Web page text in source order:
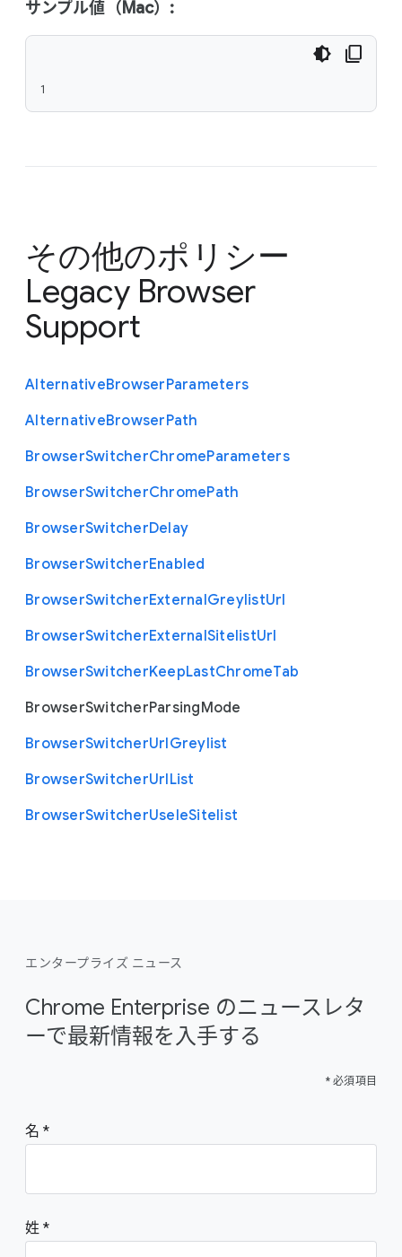
サンプル値（Mac）:
1
その他のポリシー
Legacy Browser
Support
AlternativeBrowserParameters
AlternativeBrowserPath
BrowserSwitcherChromeParameters
BrowserSwitcherChromePath
BrowserSwitcherDelay
BrowserSwitcherEnabled
BrowserSwitcherExternalGreylistUrl
BrowserSwitcherExternalSitelistUrl
BrowserSwitcherKeepLastChromeTab
BrowserSwitcherParsingMode
BrowserSwitcherUrlGreylist
BrowserSwitcherUrlList
BrowserSwitcherUseIeSitelist
エンタープライズ ニュース
Chrome Enterprise のニュースレタ
ーで最新情報を入手する
* 必須項目
名
姓